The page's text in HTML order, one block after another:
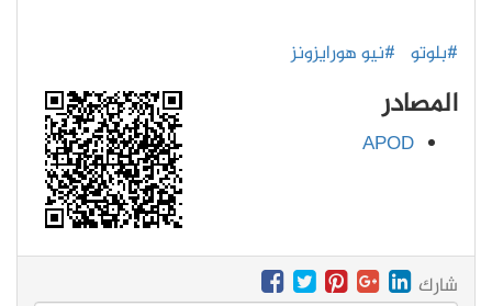
#بلوتو #نيو هورايزونز
المصادر
APOD
شارك